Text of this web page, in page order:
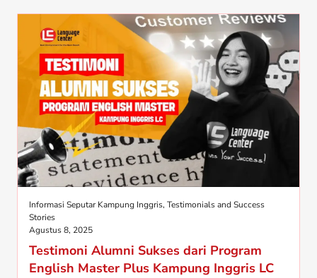
Informasi Seputar Kampung Inggris, Testimonials and Success
Stories
Agustus 8, 2025
Testimoni Alumni Sukses dari Program
English Master Plus Kampung Inggris LC